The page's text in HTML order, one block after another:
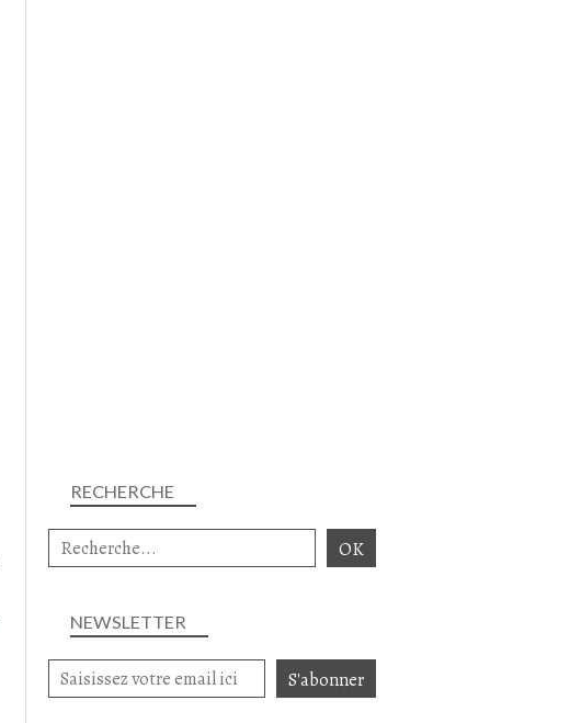
NEWSLETTER
RECHERCHE